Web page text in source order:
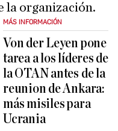
la organización.
MÁS INFORMACIÓN
Von der Leyen pone
tarea a los líderes de
la OTAN antes de la
reunion de Ankara:
más misiles para
Ucrania